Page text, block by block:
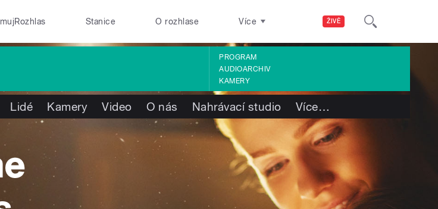
ŽIVĚ
mujRozhlas Stanice O rozhlase Více
PROGRAM
AUDIOARCHIV
KAMERY
Lidé Kamery Video O nás Nahrávací studio Více…